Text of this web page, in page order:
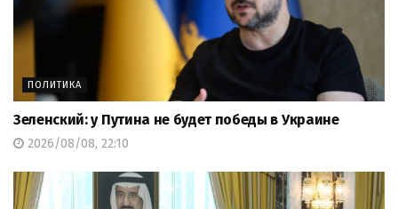
ПОЛИТИКА
Зеленский: у Путина не будет победы в Украине
2026/08/08, 22:10